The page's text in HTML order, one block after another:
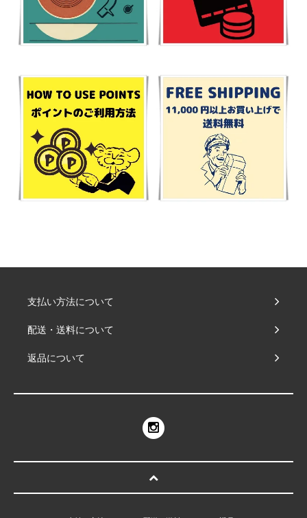
支払い方法について
配送・送料について
返品について